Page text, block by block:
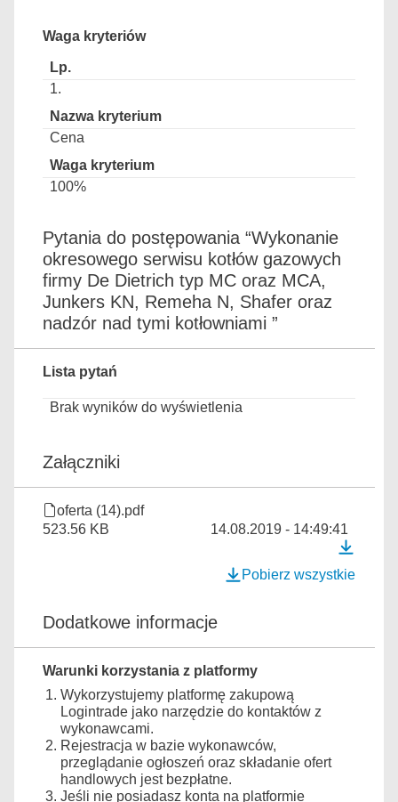
Waga kryteriów
1.
Cena
100%
Pytania do postępowania “Wykonanie
okresowego serwisu kotłów gazowych
firmy De Dietrich typ MC oraz MCA,
Junkers KN, Remeha N, Shafer oraz
nadzór nad tymi kotłowniami ”
Lista pytań
Brak wyników do wyświetlenia
Załączniki
oferta (14).pdf
523.56 KB
14.08.2019 - 14:49:41
Pobierz wszystkie
Dodatkowe informacje
Warunki korzystania z platformy
Wykorzystujemy platformę zakupową
Logintrade jako narzędzie do kontaktów z
wykonawcami.
Rejestracja w bazie wykonawców,
przeglądanie ogłoszeń oraz składanie ofert
handlowych jest bezpłatne.
Jeśli nie posiadasz konta na platformie